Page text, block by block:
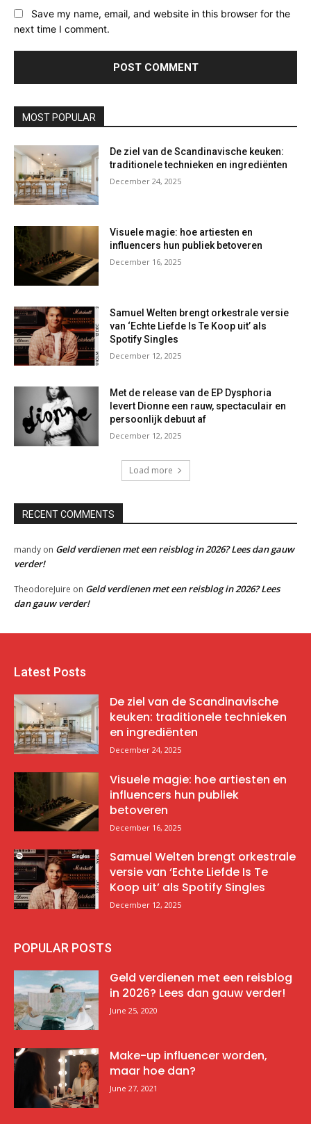
Save my name, email, and website in this browser for the
next time I comment.
MOST POPULAR
De ziel van de Scandinavische keuken:
traditionele technieken en ingrediënten
December 24, 2025
Visuele magie: hoe artiesten en
influencers hun publiek betoveren
December 16, 2025
Samuel Welten brengt orkestrale versie
van ‘Echte Liefde Is Te Koop uit’ als
Spotify Singles
December 12, 2025
Met de release van de EP Dysphoria
levert Dionne een rauw, spectaculair en
persoonlijk debuut af
December 12, 2025
Load more
RECENT COMMENTS
mandy on Geld verdienen met een reisblog in 2026? Lees dan gauw
verder!
TheodoreJuire on Geld verdienen met een reisblog in 2026? Lees
dan gauw verder!
Latest Posts
De ziel van de Scandinavische
keuken: traditionele technieken
en ingrediënten
December 24, 2025
Visuele magie: hoe artiesten en
influencers hun publiek
betoveren
December 16, 2025
Samuel Welten brengt orkestrale
versie van ‘Echte Liefde Is Te
Koop uit’ als Spotify Singles
December 12, 2025
POPULAR POSTS
Geld verdienen met een reisblog
in 2026? Lees dan gauw verder!
June 25, 2020
Make-up influencer worden,
maar hoe dan?
June 27, 2021